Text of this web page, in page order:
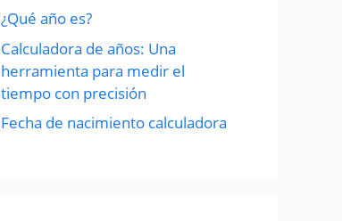
¿Qué año es?
Calculadora de años: Una
herramienta para medir el
tiempo con precisión
Fecha de nacimiento calculadora